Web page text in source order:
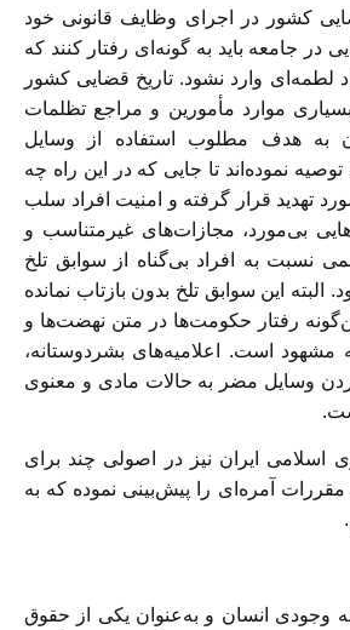
کشور در اجرای وظایف قانونی خود
در جامعه باید به گونه‌ای رفتار کنند که
لطمه‌ای وارد نشود. تاریخ قضایی کشور
موارد مأمورین و مراجع تظلمات
به هدف مطلوب استفاده از وسایل
نموده‌اند تا جایی که در این راه چه
تهدید قرار گرفته و امنیت افراد سلب
بی‌مورد، مجازات‌های غیرمتناسب و
نسبت به افراد بی‌گناه از سوابق تلخ
این سوابق تلخ بدون بازتاب نمانده
رفتار حکومت‌ها در متن نهضت‌ها و
مشهود است. اعلامیه‌های بشردوستانه،
وسایل مضر به حالات مادی و معنوی
اسلامی ایران نیز در اصولی چند برای
آمره‌ای را پیش‌بینی نموده که به
وجودی انسان و به‌عنوان یکی از حقوق